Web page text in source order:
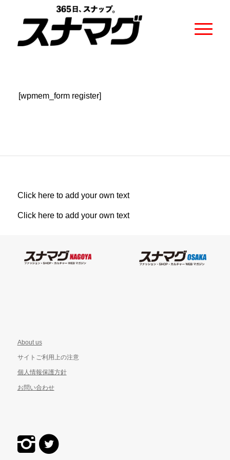
[wpmem_form register]
Click here to add your own text
Click here to add your own text
About us
サイトご利用上の注意
個人情報保護方針
お問い合わせ